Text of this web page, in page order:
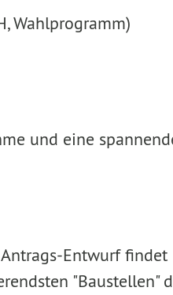
Wahlprogramm)
und eine
Entwurf
"Baustellen"